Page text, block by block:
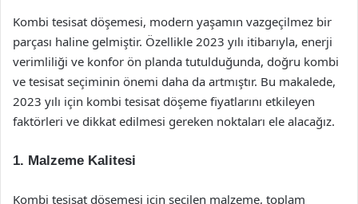
Kombi tesisat döşemesi, modern yaşamın vazgeçilmez bir
parçası haline gelmiştir. Özellikle 2023 yılı itibarıyla, enerji
verimliliği ve konfor ön planda tutulduğunda, doğru kombi
ve tesisat seçiminin önemi daha da artmıştır. Bu makalede,
2023 yılı için kombi tesisat döşeme fiyatlarını etkileyen
faktörleri ve dikkat edilmesi gereken noktaları ele alacağız.
1. Malzeme Kalitesi
Kombi tesisat döşemesi için seçilen malzeme, toplam